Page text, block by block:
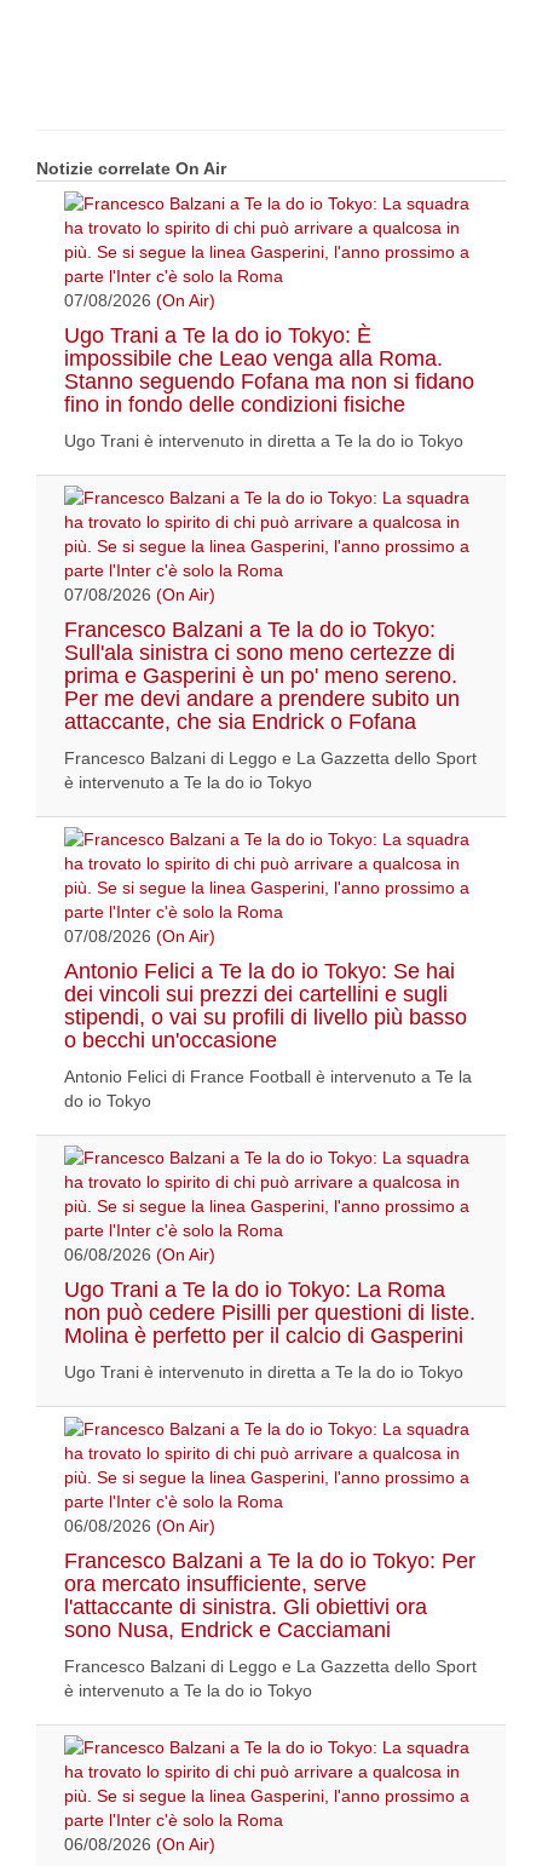
Notizie correlate On Air
07/08/2026 (On Air)
Ugo Trani a Te la do io Tokyo: È
impossibile che Leao venga alla Roma.
Stanno seguendo Fofana ma non si fidano
fino in fondo delle condizioni fisiche
Ugo Trani è intervenuto in diretta a Te la do io Tokyo
07/08/2026 (On Air)
Francesco Balzani a Te la do io Tokyo:
Sull'ala sinistra ci sono meno certezze di
prima e Gasperini è un po' meno sereno.
Per me devi andare a prendere subito un
attaccante, che sia Endrick o Fofana
Francesco Balzani di Leggo e La Gazzetta dello Sport
è intervenuto a Te la do io Tokyo
07/08/2026 (On Air)
Antonio Felici a Te la do io Tokyo: Se hai
dei vincoli sui prezzi dei cartellini e sugli
stipendi, o vai su profili di livello più basso
o becchi un'occasione
Antonio Felici di France Football è intervenuto a Te la
do io Tokyo
06/08/2026 (On Air)
Ugo Trani a Te la do io Tokyo: La Roma
non può cedere Pisilli per questioni di liste.
Molina è perfetto per il calcio di Gasperini
Ugo Trani è intervenuto in diretta a Te la do io Tokyo
06/08/2026 (On Air)
Francesco Balzani a Te la do io Tokyo: Per
ora mercato insufficiente, serve
l'attaccante di sinistra. Gli obiettivi ora
sono Nusa, Endrick e Cacciamani
Francesco Balzani di Leggo e La Gazzetta dello Sport
è intervenuto a Te la do io Tokyo
06/08/2026 (On Air)